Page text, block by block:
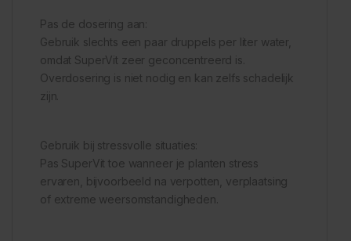
Pas de dosering aan:
Gebruik slechts een paar druppels per liter water,
omdat SuperVit zeer geconcentreerd is.
Overdosering is niet nodig en kan zelfs schadelijk
zijn.
Gebruik bij stressvolle situaties:
Pas SuperVit toe wanneer je planten stress
ervaren, bijvoorbeeld na verpotten, verplaatsing
of extreme weersomstandigheden.